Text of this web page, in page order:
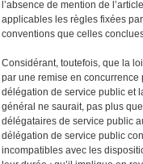
l’absence de mention de
applicables les règles fixées
conventions que celles
Considérant, toutefois, que la
par une remise en
délégation de service public et
général ne saurait, pas plus
délégataires de service public
délégation de service public
incompatibles avec les